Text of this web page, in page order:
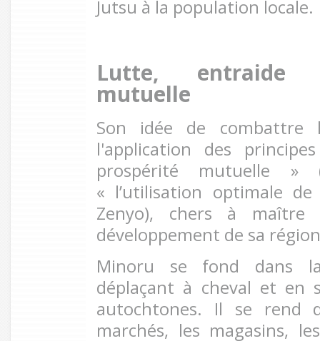
Jutsu à la population locale.
Lutte, entraide
mutuelle
Son idée de combattre
l'application des
prospérité mutuelle
« l’utilisation optimale
Zenyo), chers à maître
développement de sa
Minoru se fond dans
déplaçant à cheval et en
autochtones. Il se rend
marchés, les magasins,